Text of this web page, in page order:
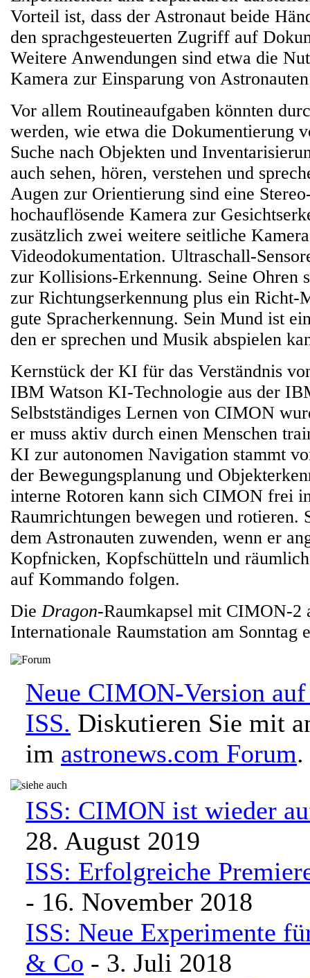
Vorteil ist, dass der Astronaut beide
den sprachgesteuerten Zugriff auf
Weitere Anwendungen sind etwa die
Kamera zur Einsparung von
Vor allem Routineaufgaben könnten
werden, wie etwa die Dokumentierung
Suche nach Objekten und
auch sehen, hören, verstehen und
Augen zur Orientierung sind eine
hochauflösende Kamera zur
zusätzlich zwei weitere seitliche
Videodokumentation. Ultraschall-
zur Kollisions-Erkennung. Seine Ohren
zur Richtungserkennung plus ein
gute Spracherkennung. Sein Mund ist
den er sprechen und Musik abspielen
Kernstück der KI für das Verständnis
IBM Watson KI-Technologie aus der
Selbstständiges Lernen von CIMON
er muss aktiv durch einen Menschen
KI zur autonomen Navigation stammt
der Bewegungsplanung und
interne Rotoren kann sich CIMON frei
Raumrichtungen bewegen und rotieren.
dem Astronauten zuwenden, wenn er
Kopfnicken, Kopfschütteln und
auf Kommando folgen.
DieDragon-Raumkapsel mit CIMON-2
Internationale Raumstation am Sonntag
Neue CIMON-Version
ISS. Diskutieren Sie mit
im astronews.com Forum.
ISS: CIMON ist wieder
28. August 2019
ISS: Erfolgreiche
- 16. November 2018
ISS: Neue Experimente
& Co - 3. Juli 2018